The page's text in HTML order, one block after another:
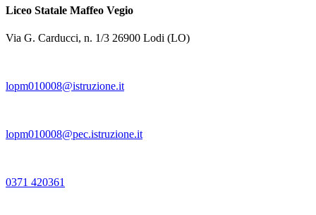
Liceo Statale Maffeo Vegio
Via G. Carducci, n. 1/3 26900 Lodi (LO)
lopm010008@istruzione.it
lopm010008@pec.istruzione.it
0371 420361